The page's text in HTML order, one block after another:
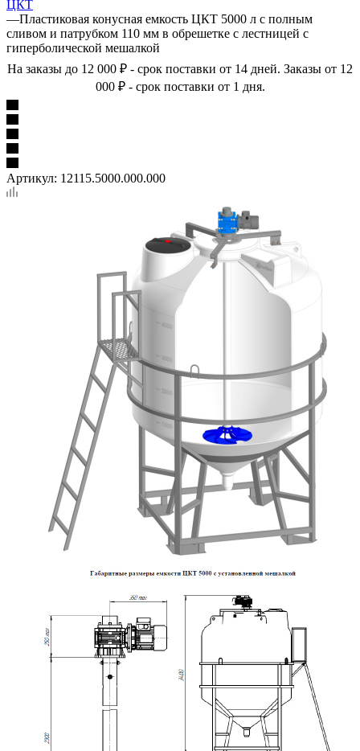
ЦКТ
—Пластиковая конусная емкость ЦКТ 5000 л с полным
сливом и патрубком 110 мм в обрешетке с лестницей с
гиперболической мешалкой
На заказы до 12 000 ₽ - срок поставки от 14 дней. Заказы от 12
000 ₽ - срок поставки от 1 дня.
Артикул: 12115.5000.000.000